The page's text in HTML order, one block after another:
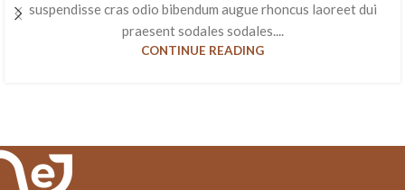
suspendisse cras odio bibendum augue rhoncus laoreet dui
praesent sodales sodales....
CONTINUE READING